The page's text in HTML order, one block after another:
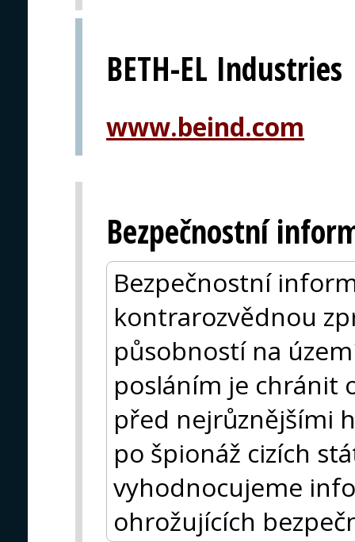
BETH-EL Industries
www.beind.com
Bezpečnostní
Bezpečnostní
kontrarozvědnou
působností na
posláním je chránit
před nejrůznějšími
po špionáž cizích
vyhodnocujeme
ohrožujících